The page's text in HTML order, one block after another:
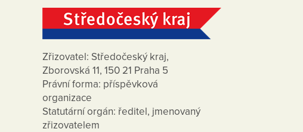
Zřizovatel: Středočeský kraj,
Zborovská 11, 150 21 Praha 5
Právní forma: příspěvková
organizace
Statutární orgán: ředitel, jmenovaný
zřizovatelem